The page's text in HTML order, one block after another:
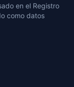
en el Registro
como datos